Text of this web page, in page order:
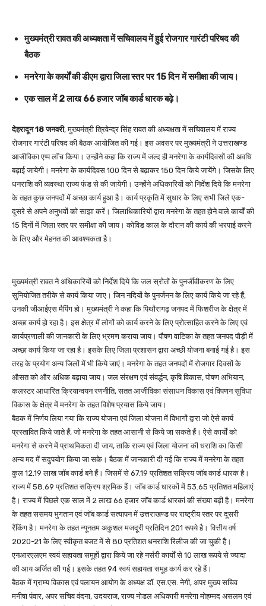
मुख्यमंत्री रावत की अध्यक्षता में सचिवालय में हुई रोजगार गारंटी परिषद की
बैठक
मनरेगा के कार्यों की डीएम द्वारा जिला स्तर पर 15 दिन में समीक्षा की जाय।
एक साल में 2 लाख 66 हजार जॉब कार्ड धारक बढ़े।
देहरादून 18 जनवरी, मुख्यमंत्री त्रिवेन्द्र सिंह रावत की अध्यक्षता में सचिवालय में राज्य
रोजगार गारंटी परिषद की बैठक आयोजित की गई। इस अवसर पर मुख्यमंत्री ने उत्तराखण्ड
आजीविका एप्प लॉच किया। उन्होंने कहा कि राज्य में जल्द ही मनरेगा के कार्यदिवसों की अवधि
बढ़ाई जायेगी। मनरेगा के कार्यदिवस 100 दिन से बढ़ाकर 150 दिन किये जायेंगे। जिसके लिए
धनराशि की व्यवस्था राज्य फंड से की जायेगी। उन्होंने अधिकारियों को निर्देश दिये कि मनरेगा
के तहत कुछ जनपदों में अच्छा कार्य हुआ है। कार्य प्रकृति में सुधार के लिए सभी जिले एक-
दूसरे से अपने अनुभवों को साझा करें। जिलाधिकारियों द्वारा मनरेगा के तहत होने वाले कार्यों की
15 दिनों में जिला स्तर पर समीक्षा की जाय। कोविड काल के दौरान की कार्य की भरपाई करने
के लिए और मेहनत की आवश्यकता है।
मुख्यमंत्री रावत ने अधिकारियों को निर्देश दिये कि जल स्रोतों के पुनर्जीवीकरण के लिए
सुनियोजित तरीके से कार्य किया जाए। जिन नदियों के पुनर्जनन के लिए कार्य किये जा रहे हैं,
उनकी जीआईएस मैपिंग हो। मुख्यमंत्री ने कहा कि पिथौरागढ़ जनपद में फिशरीज के क्षेत्र में
अच्छा कार्य हो रहा है। इस क्षेत्र में लोगों को कार्य करने के लिए प्रोत्साहित करने के लिए एवं
कार्यप्रणाली की जानकारी के लिए भ्रमण कराया जाय। पौषण वाटिका के तहत जनपद पौड़ी में
अच्छा कार्य किया जा रहा है। इसके लिए जिला प्रशासन द्वारा अच्छी योजना बनाई गई है। इस
तरह के प्रयोग अन्य जिलों में भी किये जाएं। मनरेगा के तहत जनपदों में रोजगार दिवसों के
औसत को और अधिक बढ़ाया जाय। जल संरक्षण एवं संवर्द्धन, कृषि विकास, पोषण अभियान,
कलस्टर आधारित क्रियान्वयन रणनीति, सतत आजीविका संसाधन विकास एवं विपणन सुविधा
विकास के क्षेत्र में मनरेगा के तहत विशेष प्रयास किये जाय।
बैठक में निर्णय लिया गया कि राज्य योजना एवं जिला योजना में विभागों द्वारा जो ऐसे कार्य
प्रस्तावित किये जाते हैं, जो मनरेगा के तहत आसानी से किये जा सकते हैं। ऐसे कार्यों को
मनरेगा से करने में प्राथमिकता दी जाय, ताकि राज्य एवं जिला योजना की धराशि का किसी
अन्य मद में सदुपयोग किया जा सके। बैठक में जानकारी दी गई कि राज्य में मनरेगा के तहत
कुल 12.19 लाख जॉब कार्ड बने हैं। जिसमें से 67.19 प्रतिशत सक्रिय जॉब कार्ड धारक है।
राज्य में 58.69 प्रतिशत सक्रिय श्रमिक हैं। जॉब कार्ड धारकों में 53.65 प्रतिशत महिलाएं
है। राज्य में पिछले एक साल में 2 लाख 66 हजार जॉब कार्ड धारकां की संख्या बढ़ी है। मनरेगा
के तहत ससमय भुगतान एवं जॉब कार्ड सत्यापन में उत्तराखण्ड पर राष्ट्रीय स्तर पर दूसरी
रैंकिंग है। मनरेगा के तहत न्यूनतम अकुशल मजदूरी प्रतिदिन 201 रूपये है। वित्तीय वर्ष
2020-21 के लिए स्वीकृत बजट में से 80 प्रतिशत धनराशि रिलीज की जा चुकी है।
एनआरएलएम स्वयं सहायता समूहों द्वारा किये जा रहे नर्सरी कार्यों से 10 लाख रूपये से ज्यादा
की आय अर्जित की गई। इसके तहत 94 स्वयं सहायता समूह कार्य कर रहे हैं।
बैठक में ग्राम्य विकास एवं पलायन आयोग के अध्यक्ष डॉ. एस.एस. नेगी, अपर मुख्य सचिव
मनीषा पंवार, अपर सचिव वंदना, उदयराज, राज्य नोडल अधिकारी मनरेगा मोहम्मद असलम एवं